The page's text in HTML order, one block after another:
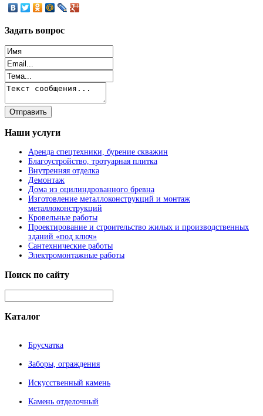
Задать вопрос
Наши услуги
Аренда спецтехники, бурение скважин
Благоустройство, тротуарная плитка
Внутренняя отделка
Демонтаж
Дома из оцилиндрованного бревна
Изготовление металлоконструкций и монтаж
металлоконструкций
Кровельные работы
Проектирование и строительство жилых и производственных
зданий «под ключ»
Сантехнические работы
Электромонтажные работы
Поиск по сайту
Каталог
Брусчатка
Заборы, ограждения
Искусственный камень
Камень отделочный